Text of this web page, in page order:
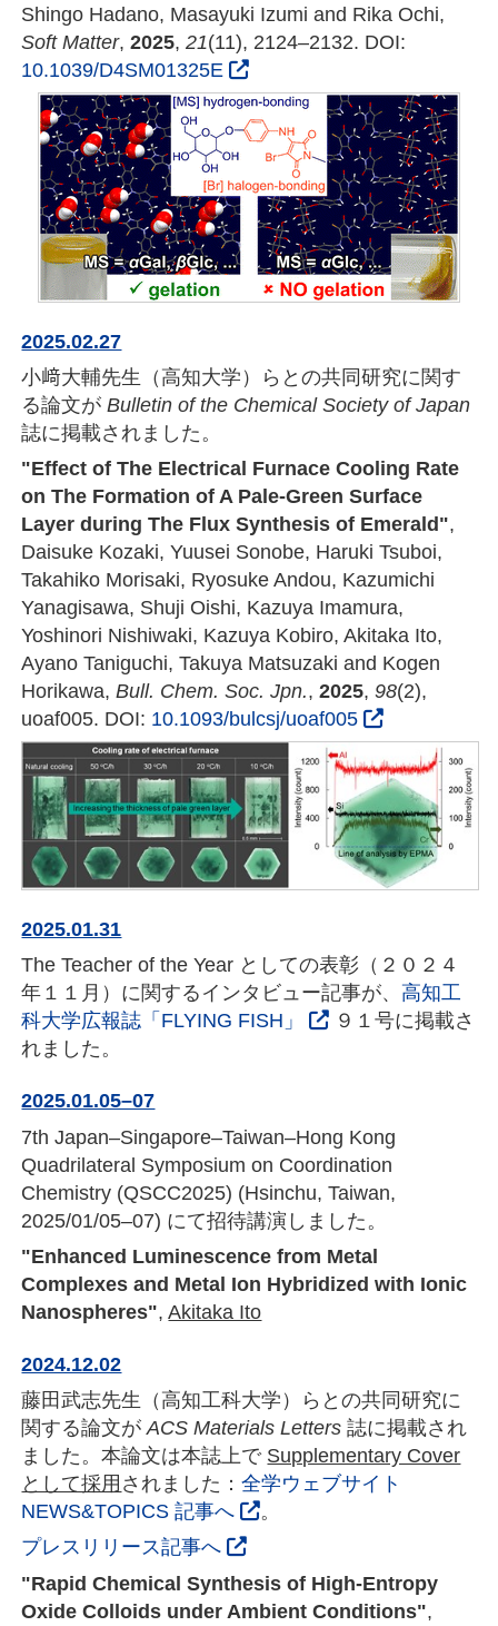
Shingo Hadano, Masayuki Izumi and Rika Ochi,
Soft Matter,2025,21(11), 2124–2132. DOI:
10.1039/D4SM01325E
2025.02.27
小﨑大輔先生（高知大学）らとの共同研究に関す
る論文がBulletin of the Chemical Society of Japan
誌に掲載されました。
"Effect of The Electrical Furnace Cooling Rate
on The Formation of A Pale-Green Surface
Layer during The Flux Synthesis of Emerald",
Daisuke Kozaki, Yuusei Sonobe, Haruki Tsuboi,
Takahiko Morisaki, Ryosuke Andou, Kazumichi
Yanagisawa, Shuji Oishi, Kazuya Imamura,
Yoshinori Nishiwaki, Kazuya Kobiro, Akitaka Ito,
Ayano Taniguchi, Takuya Matsuzaki and Kogen
Horikawa,Bull. Chem. Soc. Jpn.,2025,98(2),
uoaf005. DOI: 10.1093/bulcsj/uoaf005
2025.01.31
The Teacher of the Year としての表彰（２０２４
年１１月）に関するインタビュー記事が、高知工
科大学広報誌「FLYING FISH」
９１号に掲載さ
れました。
2025.01.05–07
7th Japan–Singapore–Taiwan–Hong Kong
Quadrilateral Symposium on Coordination
Chemistry (QSCC2025) (Hsinchu, Taiwan,
2025/01/05–07) にて招待講演しました。
"Enhanced Luminescence from Metal
Complexes and Metal Ion Hybridized with Ionic
Nanospheres",Akitaka Ito
2024.12.02
藤田武志先生（高知工科大学）らとの共同研究に
関する論文がACS Materials Letters 誌に掲載され
ました。本論文は本誌上で Supplementary Cover
として採用 されました：全学ウェブサイト
NEWS&TOPICS 記事へ
。
プレスリリース記事へ
"Rapid Chemical Synthesis of High-Entropy
Oxide Colloids under Ambient Conditions",